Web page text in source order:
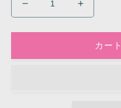
05
ナ
ュ
OS-
05
ナ
ュ
カー